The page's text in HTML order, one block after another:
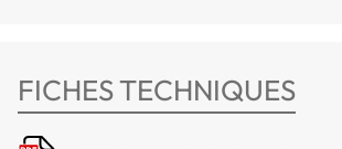
FICHES TECHNIQUES